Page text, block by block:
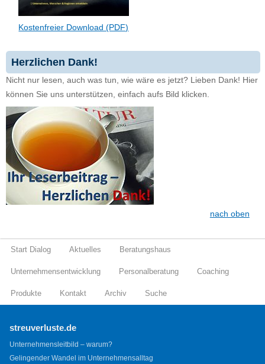
Kostenfreier Download (PDF)
Herzlichen Dank!
Nicht nur lesen, auch was tun, wie wäre es jetzt? Lieben Dank! Hier
können Sie uns unterstützen, einfach aufs Bild klicken.
nach oben
Start Dialog Aktuelles Beratungshaus
Unternehmensentwicklung Personalberatung Coaching
Produkte Kontakt Archiv Suche
streuverluste.de
Unternehmensleitbild – warum?
Gelingender Wandel im Unternehmensalltag